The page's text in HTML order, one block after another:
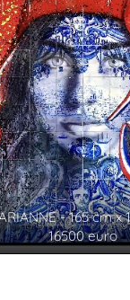
- 165 cm x
16500 euro